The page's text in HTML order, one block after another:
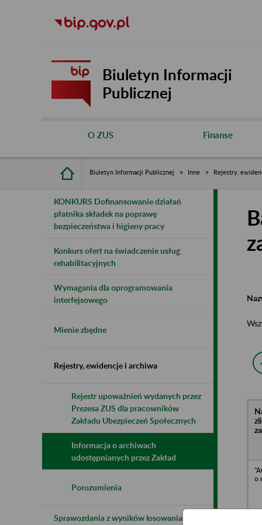
Biuletyn Informacji
Publicznej
O ZUS Finanse
Biuletyn Informacji Publicznej Inne Rejestry,
KONKURS Dofinansowanie działań
płatnika składek na poprawę
bezpieczeństwa i higieny pracy
Konkurs ofert na świadczenie usług
rehabilitacyjnych
Wymagania dla oprogramowania
interfejsowego
Mienie zbędne
Rejestry, ewidencje i archiwa
Rejestr upoważnień wydanych przez
Prezesa ZUS dla pracowników
Zakładu Ubezpieczeń Społecznych
Informacja o archiwach
udostępnianych przez Zakład
Porozumienia
Sprawozdania z wyników losowania do